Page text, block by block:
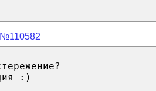
№110582
:)